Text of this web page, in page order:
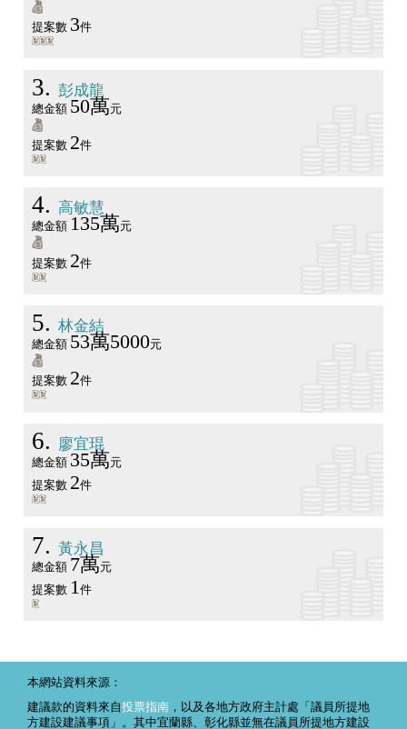
提案數 3件
3 彭成龍
總金額 50萬元
提案數 2件
4 高敏慧
總金額 135萬元
提案數 2件
5 林金結
總金額 53萬5000元
提案數 2件
6 廖宜琨
總金額 35萬元
提案數 2件
7 黃永昌
總金額 7萬元
提案數 1件
本網站資料來源：
建議款的資料來自投票指南 ，以及各地方政府主計處「議員所提地
方建設建議事項」。其中宜蘭縣、彰化縣並無在議員所提地方建設